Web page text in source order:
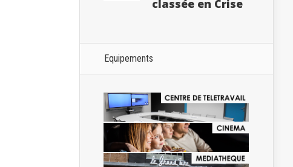
classée en Crise
Equipements